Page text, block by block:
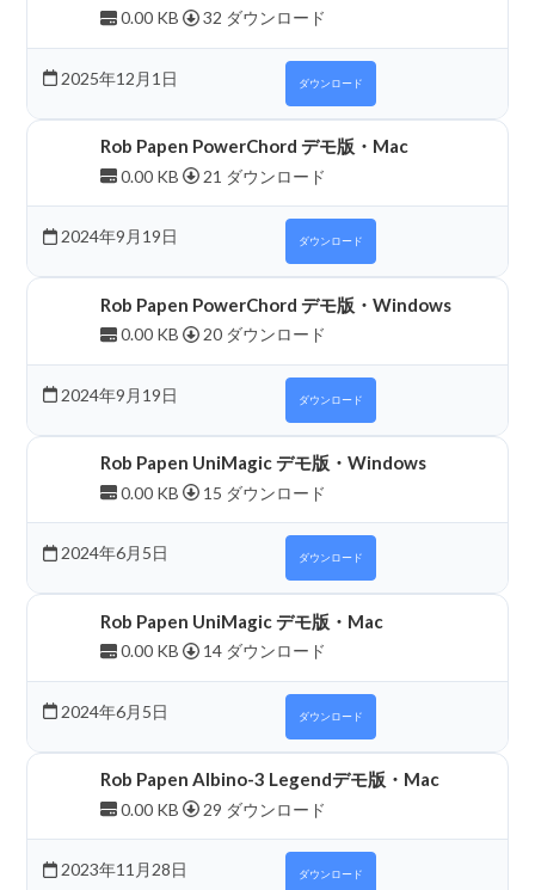
0.00 KB 32 ダウンロード
2025年12月1日 ダウンロード
Rob Papen PowerChord デモ版・Mac
0.00 KB 21 ダウンロード
2024年9月19日 ダウンロード
Rob Papen PowerChord デモ版・Windows
0.00 KB 20 ダウンロード
2024年9月19日 ダウンロード
Rob Papen UniMagic デモ版・Windows
0.00 KB 15 ダウンロード
2024年6月5日 ダウンロード
Rob Papen UniMagic デモ版・Mac
0.00 KB 14 ダウンロード
2024年6月5日 ダウンロード
Rob Papen Albino-3 Legendデモ版・Mac
0.00 KB 29 ダウンロード
2023年11月28日 ダウンロード